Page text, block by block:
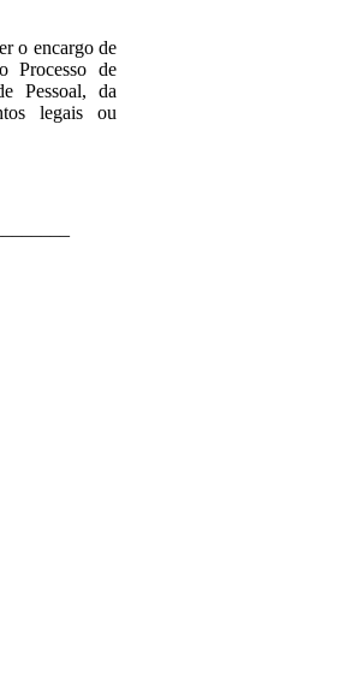
o encargo de
Processo de
Pessoal, da
legais ou